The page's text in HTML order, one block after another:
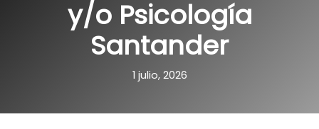
y/o Psicología
Santander
1 julio, 2026